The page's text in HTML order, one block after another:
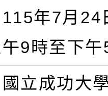
年7月24
9時至下
立成功大